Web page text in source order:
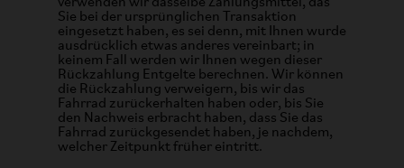
verwenden wir dasselbe Zahlungsmittel, das
Sie bei der ursprünglichen Transaktion
eingesetzt haben, es sei denn, mit Ihnen wurde
ausdrücklich etwas anderes vereinbart; in
keinem Fall werden wir Ihnen wegen dieser
Rückzahlung Entgelte berechnen. Wir können
die Rückzahlung verweigern, bis wir das
Fahrrad zurückerhalten haben oder, bis Sie
den Nachweis erbracht haben, dass Sie das
Fahrrad zurückgesendet haben, je nachdem,
welcher Zeitpunkt früher eintritt.